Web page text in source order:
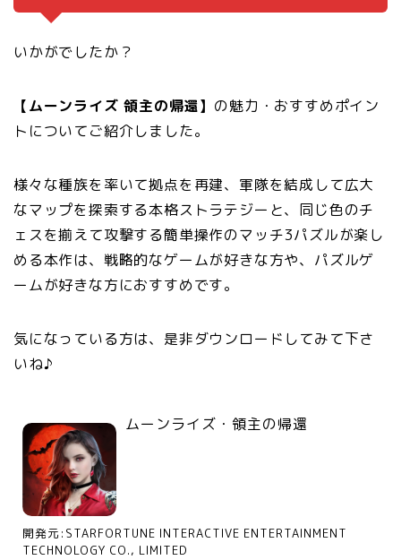
いかがでしたか？
【ムーンライズ 領主の帰還】 の魅力・おすすめポイン
トについてご紹介しました。
様々な種族を率いて拠点を再建、軍隊を結成して広大
なマップを探索する本格ストラテジーと、同じ色のチ
ェスを揃えて攻撃する簡単操作のマッチ3パズルが楽し
める本作は、戦略的なゲームが好きな方や、パズルゲ
ームが好きな方におすすめです。
気になっている方は、是非ダウンロードしてみて下さ
いね♪
ムーンライズ・領主の帰還
開発元: STARFORTUNE INTERACTIVE ENTERTAINMENT
TECHNOLOGY CO., LIMITED